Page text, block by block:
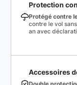
Protection
Protégé contre
contre le vol
an avec
Accessoires